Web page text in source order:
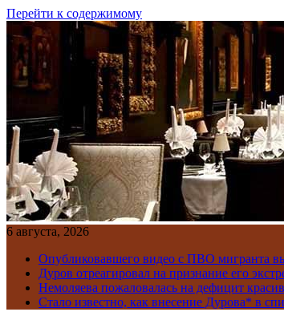
Перейти к содержимому
6 августа, 2026
Опубликовавшего видео с ПВО мигранта
Дуров отреагировал на признание его
Немоляева пожаловалась на дефицит
Стало известно, как внесение Дурова* в